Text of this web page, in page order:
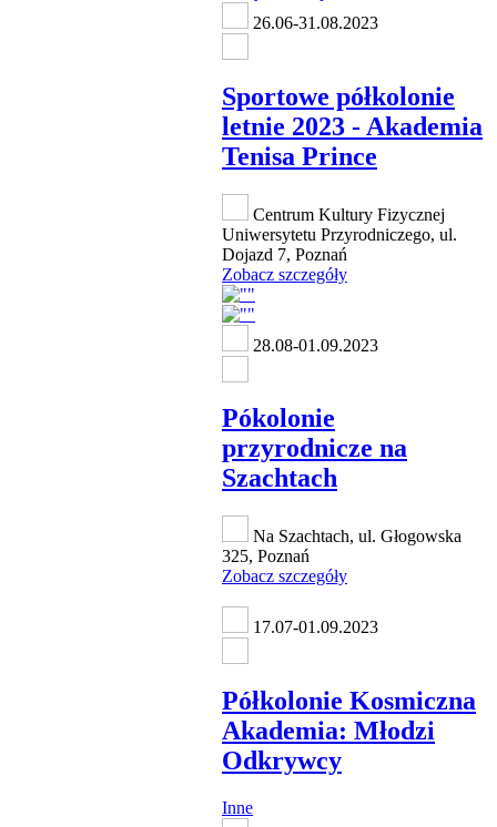
26.06-31.08.2023
Sportowe półkolonie
letnie 2023 - Akademia
Tenisa Prince
Centrum Kultury Fizycznej
Uniwersytetu Przyrodniczego, ul.
Dojazd 7, Poznań
Zobacz szczegóły
28.08-01.09.2023
Pókolonie
przyrodnicze na
Szachtach
Na Szachtach, ul. Głogowska
325, Poznań
Zobacz szczegóły
17.07-01.09.2023
Półkolonie Kosmiczna
Akademia: Młodzi
Odkrywcy
Inne